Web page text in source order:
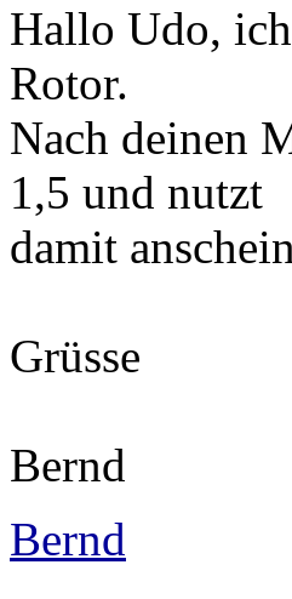
Hallo Udo,
Rotor.
Nach deinen
1,5 und nutzt
damit
Grüsse
Bernd
Bernd